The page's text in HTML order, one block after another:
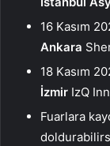
16 Kasım
Ankara
18 Kasım
İzmir IzQ
Fuarlara